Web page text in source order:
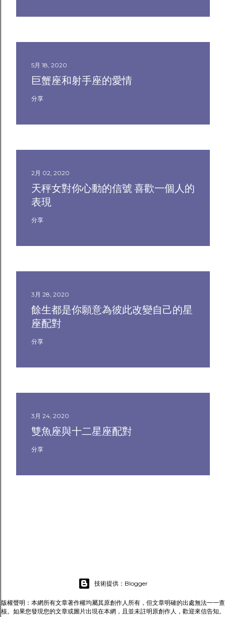
5月 18, 2020
巨蟹座和射手座的愛情
分享
2月 02, 2020
天秤女對你心動的信號 喜歡一個人的
表現
分享
3月 28, 2020
餘生都是你願意為彼此改變自己的星
座配對
分享
3月 24, 2020
雙魚座與十二星座配對
分享
技術提供：Blogger
版權聲明：本網所有文章著作權均屬其原創作人所有，但文章明確的出處無法一一查
核。如果您發現您的文章或圖片出現在本網，且並未註明原創作人，歡迎來信告知。